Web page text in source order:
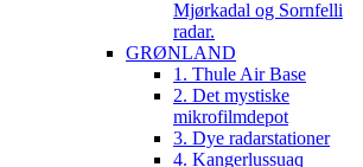
Mjørkadal og Sornfelli
radar.
GRØNLAND
1. Thule Air Base
2. Det mystiske
mikrofilmdepot
3. Dye radarstationer
4. Kangerlussuaq